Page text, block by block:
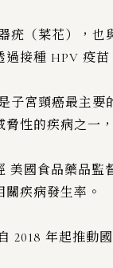
疣（菜花），也
接種 HPV 疫
子宮頸癌最主
性的疾病之一
美國食品藥品
關疾病發生率。
2018 年起推動